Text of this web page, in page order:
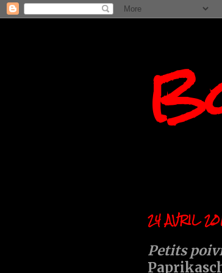
24 AVRIL
Petits